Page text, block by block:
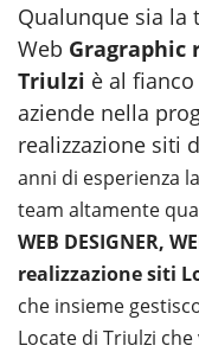
Qualunque sia la
Web Gragraphic
Triulzi è al
aziende nella
realizzazione siti
anni di esperienza la
team altamente
WEB DESIGNER,
realizzazione siti
che insieme
Locate di Triulzi